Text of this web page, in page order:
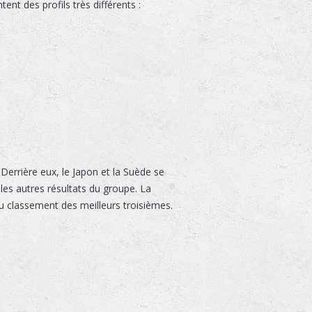
des profils très différents :
eux, le Japon et la Suède se
autres résultats du groupe. La
classement des meilleurs troisièmes.